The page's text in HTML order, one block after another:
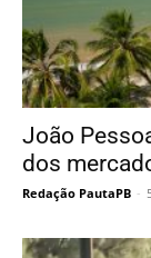
João
dos
Redação PautaPB -